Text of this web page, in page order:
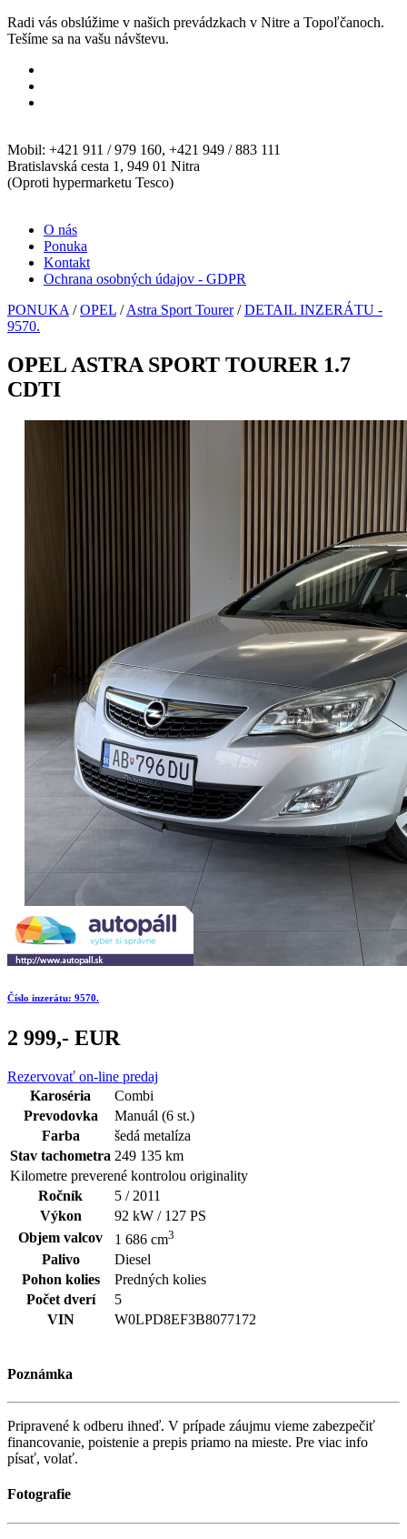
Radi vás obslúžime v našich prevádzkach v Nitre a Topoľčanoch.
Tešíme sa na vašu návštevu.
Mobil: +421 911 / 979 160, +421 949 / 883 111
Bratislavská cesta 1, 949 01 Nitra
(Oproti hypermarketu Tesco)
O nás
Ponuka
Kontakt
Ochrana osobných údajov - GDPR
PONUKA / OPEL / Astra Sport Tourer / DETAIL INZERÁTU -
9570.
OPEL ASTRA SPORT TOURER 1.7
CDTI
Číslo inzerátu: 9570.
2 999,- EUR
Rezervovať on-line predaj
Karoséria
Combi
Prevodovka
Manuál (6 st.)
Farba
šedá metalíza
Stav tachometra 249 135 km
Kilometre preverené kontrolou originality
Ročník
5 / 2011
Výkon
92 kW / 127 PS
Objem valcov
1 686 cm3
Palivo
Diesel
Pohon kolies
Predných kolies
Počet dverí
5
VIN
W0LPD8EF3B8077172
Poznámka
Pripravené k odberu ihneď. V prípade záujmu vieme zabezpečiť
financovanie, poistenie a prepis priamo na mieste. Pre viac info
písať, volať.
Fotografie